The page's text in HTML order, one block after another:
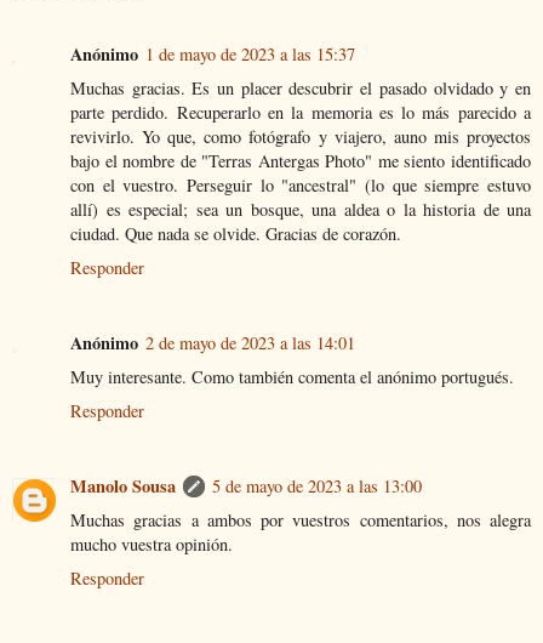
Anónimo 1 de mayo de 2023 a las 15:37
Muchas gracias. Es un placer descubrir el pasado olvidado y en
parte perdido. Recuperarlo en la memoria es lo más parecido a
revivirlo. Yo que, como fotógrafo y viajero, auno mis proyectos
bajo el nombre de "Terras Antergas Photo" me siento identificado
con el vuestro. Perseguir lo "ancestral" (lo que siempre estuvo
allí) es especial; sea un bosque, una aldea o la historia de una
ciudad. Que nada se olvide. Gracias de corazón.
Responder
Anónimo 2 de mayo de 2023 a las 14:01
Muy interesante. Como también comenta el anónimo portugués.
Responder
Manolo Sousa
5 de mayo de 2023 a las 13:00
Muchas gracias a ambos por vuestros comentarios, nos alegra
mucho vuestra opinión.
Responder